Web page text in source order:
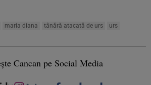
maria diana tânără atacată de urs urs
Cancan pe Social Media